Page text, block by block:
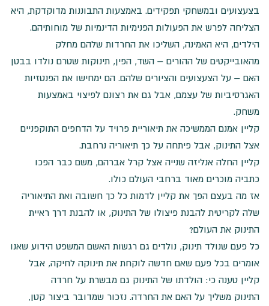
בצעצועים ובמשחקי תפקידים. באמצעות התבוננות מדוקדקת, היא
הצליחה לפרש את הפעולות הפנימיות הדינמיות של מוחותיהם.
הילדים, היא האמינה, השליכו את החרדות שלהם מחלק
מהאובייקטים של ההורים – השד, הפין, תינוקות שטרם נולדו בבטן
האם – על הצעצועים והציורים שלהם. הם ימחישו את הפנטזיות
האגרסיביות של עצמם, אבל גם את רצונם לפיצוי באמצעות
משחק.
קליין אמנם הממשיכה את תיאוריית פרויד על הדחפים התוקפניים
אצל התינוק, אבל פיתחה על כך תיאוריה נרחבת.
קליין החלה אנליזה שנייה אצל קרל אברהם, משם כבר הפכו
כתביה מוכרים מאוד ברחבי העולם כולו.
אז מה בעצם הפך את קליין לדמות כל כך חשובה ואת התיאוריה
שלה לקריטית להבנת פיצולו של התינוק, או להבנת דרך ראיית
התינוק את העולם?
כל פעם שנולד תינוק, נולדים גם רגשות האשם המשפט הידוע שאנו
אומרים בכל פעם שאם חדשה לוקחת את תינוקה לחיקה, אבל
קליין טענה כי: הולדתו של התינוק גם מבשרת על חרדה
התינוק משליך על האם את החרדה. נזכור שמדובר ביצור קטן,